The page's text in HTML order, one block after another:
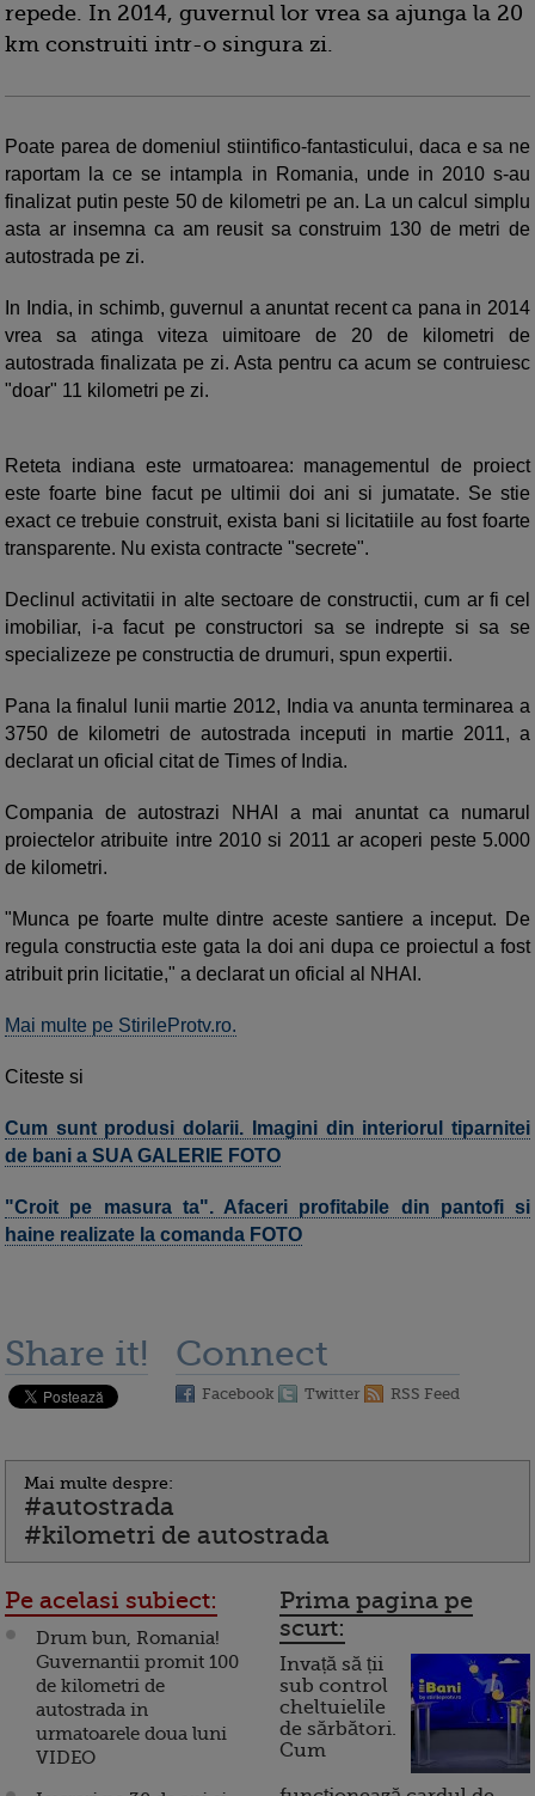
repede. In 2014, guvernul lor vrea sa ajunga la 20
km construiti intr-o singura zi.
Poate parea de domeniul stiintifico-fantasticului, daca e sa ne
raportam la ce se intampla in Romania, unde in 2010 s-au
finalizat putin peste 50 de kilometri pe an. La un calcul simplu
asta ar insemna ca am reusit sa construim 130 de metri de
autostrada pe zi.
In India, in schimb, guvernul a anuntat recent ca pana in 2014
vrea sa atinga viteza uimitoare de 20 de kilometri de
autostrada finalizata pe zi. Asta pentru ca acum se contruiesc
"doar" 11 kilometri pe zi.
Reteta indiana este urmatoarea: managementul de proiect
este foarte bine facut pe ultimii doi ani si jumatate. Se stie
exact ce trebuie construit, exista bani si licitatiile au fost foarte
transparente. Nu exista contracte "secrete".
Declinul activitatii in alte sectoare de constructii, cum ar fi cel
imobiliar, i-a facut pe constructori sa se indrepte si sa se
specializeze pe constructia de drumuri, spun expertii.
Pana la finalul lunii martie 2012, India va anunta terminarea a
3750 de kilometri de autostrada inceputi in martie 2011, a
declarat un oficial citat de Times of India.
Compania de autostrazi NHAI a mai anuntat ca numarul
proiectelor atribuite intre 2010 si 2011 ar acoperi peste 5.000
de kilometri.
"Munca pe foarte multe dintre aceste santiere a inceput. De
regula constructia este gata la doi ani dupa ce proiectul a fost
atribuit prin licitatie," a declarat un oficial al NHAI.
Mai multe pe StirileProtv.ro.
Citeste si
Cum sunt produsi dolarii. Imagini din interiorul tiparnitei
de bani a SUA GALERIE FOTO
"Croit pe masura ta". Afaceri profitabile din pantofi si
haine realizate la comanda FOTO
Share it! Connect
Facebook Twitter RSS Feed
Mai multe despre:
#autostrada
#kilometri de autostrada
Pe acelasi subiect:
Drum bun, Romania!
Guvernantii promit 100
de kilometri de
autostrada in
urmatoarele doua luni
VIDEO
Prima pagina pe
scurt:
Invață să ții
sub control
cheltuielile
de sărbători.
Cum